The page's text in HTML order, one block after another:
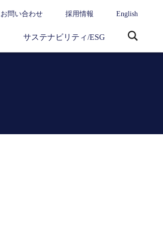
お問い合わせ 採用情報 English
サステナビリティ/ESG